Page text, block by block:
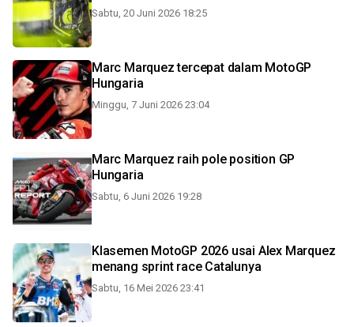
Sabtu, 20 Juni 2026 18:25
Marc Marquez tercepat dalam MotoGP
Hungaria
Minggu, 7 Juni 2026 23:04
Marc Marquez raih pole position GP
Hungaria
Sabtu, 6 Juni 2026 19:28
Klasemen MotoGP 2026 usai Alex Marquez
menang sprint race Catalunya
Sabtu, 16 Mei 2026 23:41